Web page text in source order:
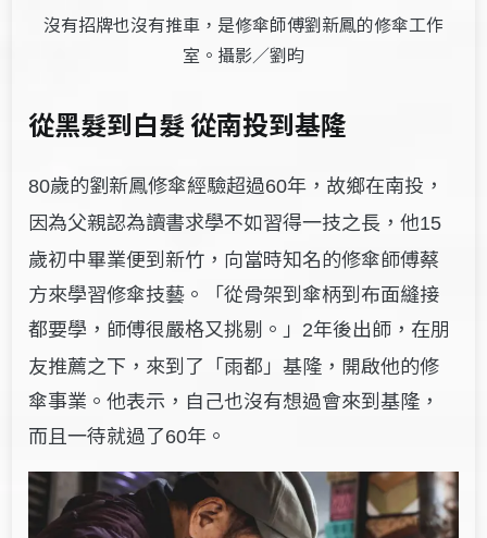
沒有招牌也沒有推車，是修傘師傅劉新鳳的修傘工作
室。攝影／劉昀
從黑髮到白髮 從南投到基隆
80歲的劉新鳳修傘經驗超過60年，故鄉在南投，
因為父親認為讀書求學不如習得一技之長，他15
歲初中畢業便到新竹，向當時知名的修傘師傅蔡
方來學習修傘技藝。「從骨架到傘柄到布面縫接
都要學，師傅很嚴格又挑剔。」 2年後出師，在朋
友推薦之下，來到了「雨都」基隆，開啟他的修
傘事業。他表示，自己也沒有想過會來到基隆，
而且一待就過了60年。